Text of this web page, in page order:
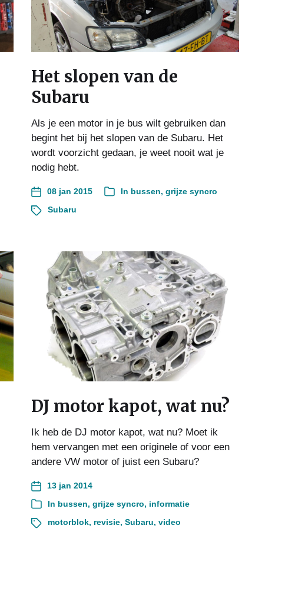
Het slopen van de
Subaru
Als je een motor in je bus wilt gebruiken dan
begint het bij het slopen van de Subaru. Het
wordt voorzicht gedaan, je weet nooit wat je
nodig hebt.
08 jan 2015 In bussen, grijze syncro
Subaru
DJ motor kapot, wat nu?
Ik heb de DJ motor kapot, wat nu? Moet ik
hem vervangen met een originele of voor een
andere VW motor of juist een Subaru?
13 jan 2014
In bussen, grijze syncro, informatie
motorblok, revisie, Subaru, video